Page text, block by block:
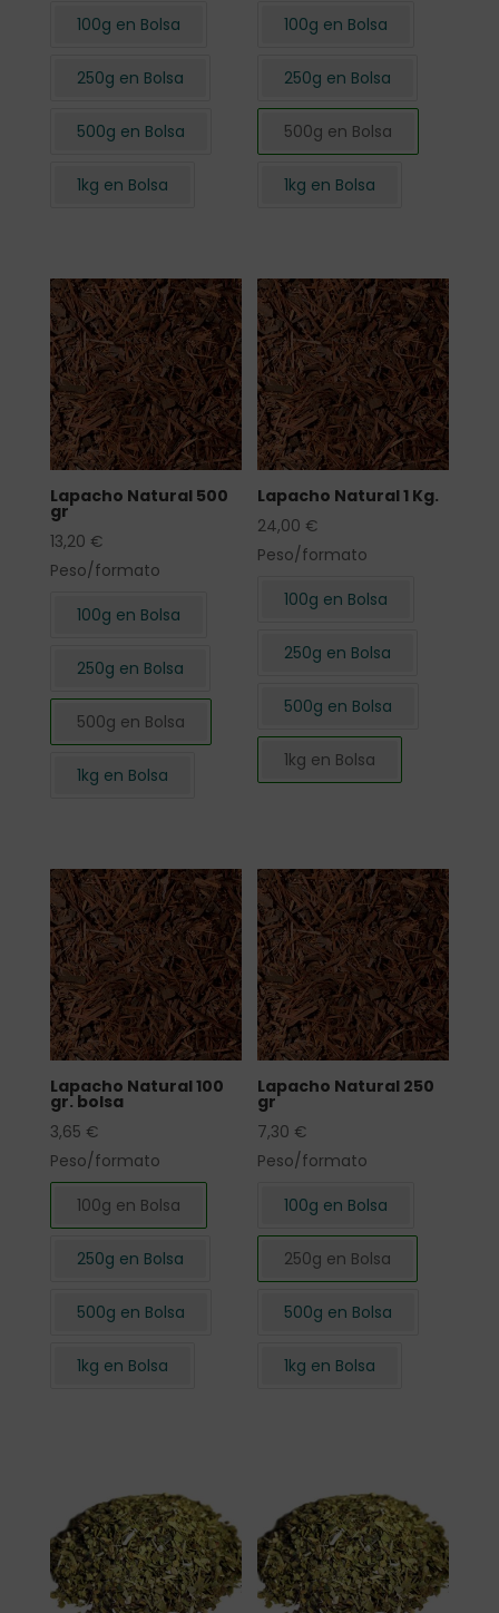
100g en Bolsa
250g en Bolsa
500g en Bolsa
1kg en Bolsa
100g en Bolsa
250g en Bolsa
500g en Bolsa
1kg en Bolsa
Lapacho Natural 500
gr
13,20 €
Peso/formato
100g en Bolsa
250g en Bolsa
500g en Bolsa
1kg en Bolsa
Lapacho Natural 1 Kg.
24,00 €
Peso/formato
100g en Bolsa
250g en Bolsa
500g en Bolsa
1kg en Bolsa
Lapacho Natural 100
gr. bolsa
3,65 €
Peso/formato
100g en Bolsa
250g en Bolsa
500g en Bolsa
1kg en Bolsa
Lapacho Natural 250
gr
7,30 €
Peso/formato
100g en Bolsa
250g en Bolsa
500g en Bolsa
1kg en Bolsa